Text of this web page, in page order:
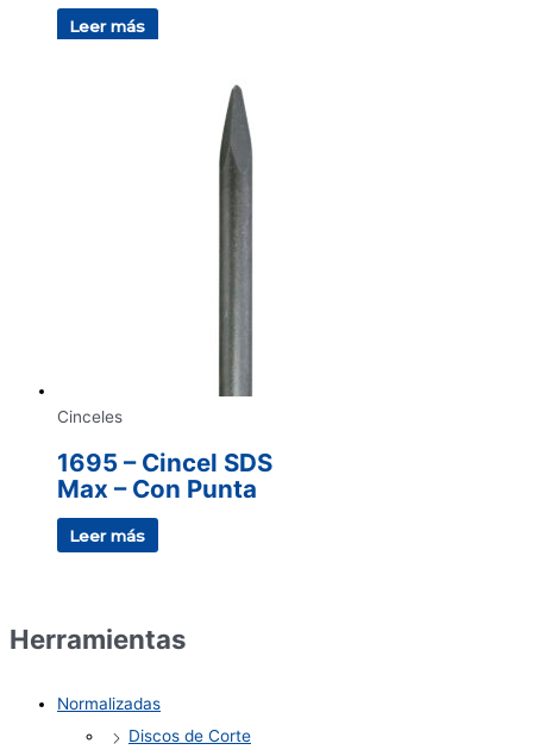
Leer más
Cinceles
1695 – Cincel SDS
Max – Con Punta
Leer más
Herramientas
Normalizadas
Discos de Corte